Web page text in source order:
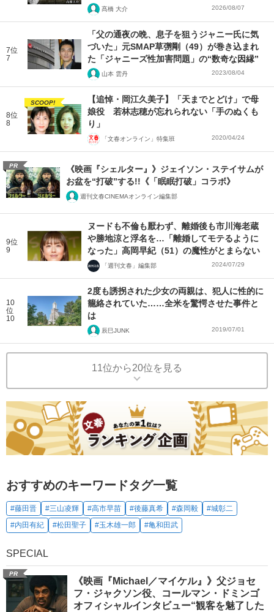
髙橋 大介 2026/08/07
7位
7
「父の通夜の晩、息子を狙うジャニー氏に気
づいた」元SMAP草彅剛（49）が巻き込まれ
た「ジャニーズ性加害問題」の“数奇な因縁”
山本 雲丹 2023/08/04
8位
8
SCOOP!
【追悼・岡江久美子】「天までとどけ」で母
娘役 若林志穂が忘れられない「手のぬくも
り」
「文春オンライン」特集班 2020/04/24
PR
《映画『シェルター』》ジェイソン・ステイサムが
お盆を“打破”する!!《「眠眠打破」コラボ》
週刊文春CINEMAオンライン編集部
9位
9
ヌードも不倫も厭わず、離婚後も市川海老蔵
や勝地涼と浮名を…「離婚してモテるように
なった」高岡早紀（51）の魔性がとまらない
「週刊文春」編集部 2024/07/29
10
位
10
2度も誘拐された少女の両親は、犯人に性的に
籠絡されていた……全米を驚愕させた事件と
は
辰巳JUNK 2019/07/01
11位から20位を見る
おすすめのキーワードタグ一覧
#藤田晋 #三山凌輝 #高市早苗 #後藤真希 #森岡毅
#城彰二
#内田有紀
#松田聖子 #玉木雄一郎 #亀和田武
SPECIAL
PR
《映画『Michael／マイケル』》父ジョセ
フ・ジャクソン役、コールマン・ドミンゴ
オフィシャルインタビュー“観客を魅了した